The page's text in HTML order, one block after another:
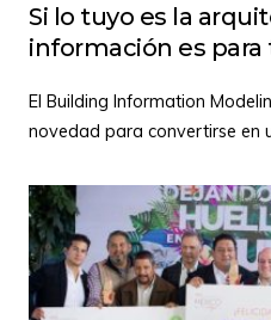
Si lo tuyo es la
información es para
El Building Information
novedad para convertirse en